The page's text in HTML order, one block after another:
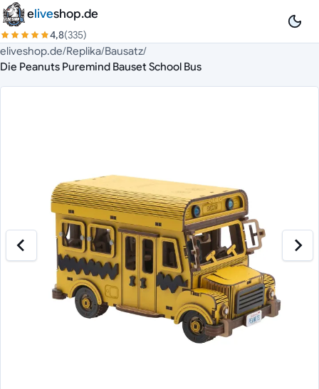
Zum Inhalt springen
eliveshop.de
4,8(335)
eliveshop.de/Replika/Bausatz/
Die Peanuts Puremind Bauset School Bus